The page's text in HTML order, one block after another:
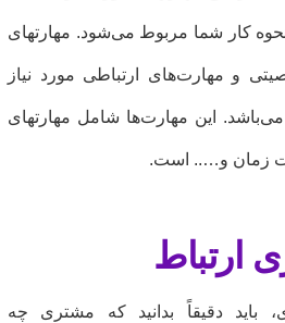
کار شما مربوط می‌شود. مهارتهای
و مهارت‌های ارتباطی مورد نیاز
این مهارت‌ها شامل مهارتهای
زمان و….. است.
ارتباط
باید دقیقاً بدانید که مشتری چه